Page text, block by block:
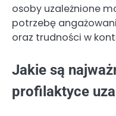
osoby uzależnione
potrzebę
oraz trudności w
Jakie są
profilaktyce